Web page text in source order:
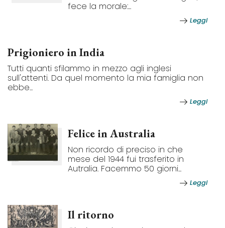
fece la morale:...
Leggi
Prigioniero in India
Tutti quanti sfilammo in mezzo agli inglesi
sull'attenti. Da quel momento la mia famiglia non
ebbe...
Leggi
Felice in Australia
Non ricordo di preciso in che
mese del 1944 fui trasferito in
Autralia. Facemmo 50 giorni...
Leggi
Il ritorno